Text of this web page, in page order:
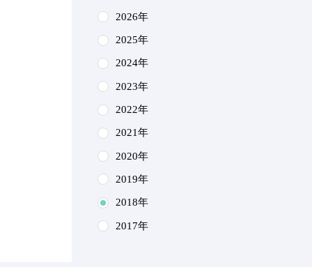
2026年
2025年
2024年
2023年
2022年
2021年
2020年
2019年
2018年
2017年